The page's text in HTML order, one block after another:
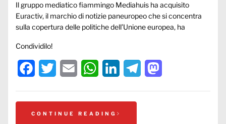
Il gruppo mediatico fiammingo Mediahuis ha acquisito
Euractiv, il marchio di notizie paneuropeo che si concentra
sulla copertura delle politiche dell’Unione europea, ha
Condividilo!
Facebook
Twitter Email WhatsAppLinkedInTelegram
CONTINUE READING